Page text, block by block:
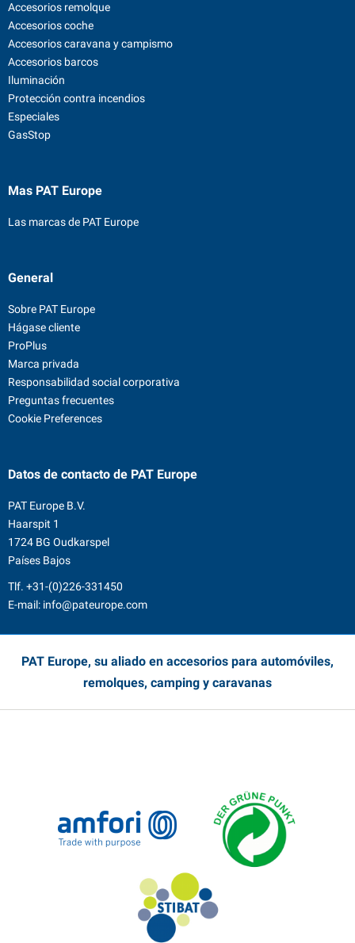
Accesorios remolque
Accesorios coche
Accesorios caravana y campismo
Accesorios barcos
Iluminación
Protección contra incendios
Especiales
GasStop
Mas PAT Europe
Las marcas de PAT Europe
General
Sobre PAT Europe
Hágase cliente
ProPlus
Marca privada
Responsabilidad social corporativa
Preguntas frecuentes
Cookie Preferences
Datos de contacto de PAT Europe
PAT Europe B.V.
Haarspit 1
1724 BG Oudkarspel
Países Bajos
Tlf. +31-(0)226-331450
E-mail: info@pateurope.com
PAT Europe, su aliado en accesorios para automóviles,
remolques, camping y caravanas